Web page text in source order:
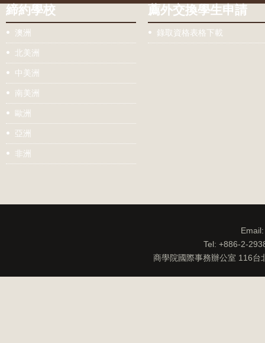
締約學校
澳洲
北美洲
中美洲
南美洲
歐洲
亞洲
非洲
薦外交換學生申請
錄取資格表格下載
Tel: +886-2-
商學院國際事務辦公室 116台